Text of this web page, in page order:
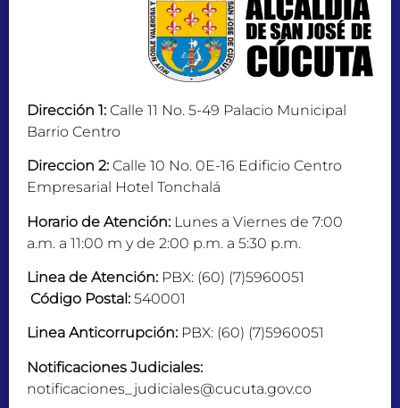
Dirección 1: Calle 11 No. 5-49 Palacio Municipal
Barrio Centro
Direccion 2: Calle 10 No. 0E-16 Edificio Centro
Empresarial Hotel Tonchalá
Horario de Atención: Lunes a Viernes de 7:00
a.m. a 11:00 m y de 2:00 p.m. a 5:30 p.m.
Linea de Atención: PBX: (60) (7)5960051
Código Postal: 540001
Linea Anticorrupción: PBX: (60) (7)5960051
Notificaciones Judiciales:
notificaciones_judiciales@cucuta.gov.co